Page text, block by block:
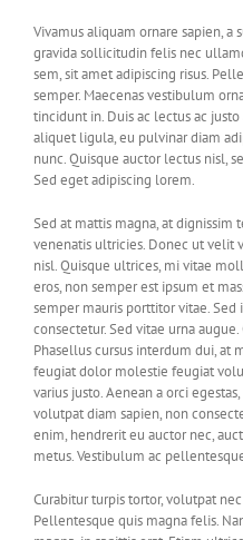
Vivamus aliquam ornare sapien, a
gravida sollicitudin felis nec
sem, sit amet adipiscing risus.
semper. Maecenas vestibulum
tincidunt in. Duis ac lectus ac
aliquet ligula, eu pulvinar diam
nunc. Quisque auctor lectus nisl,
Sed eget adipiscing lorem.
Sed at mattis magna, at
venenatis ultricies. Donec ut velit
nisl. Quisque ultrices, mi vitae
eros, non semper est ipsum et
semper mauris porttitor vitae.
consectetur. Sed vitae urna
Phasellus cursus interdum dui, at
feugiat dolor molestie feugiat
varius justo. Aenean a orci
volutpat diam sapien, non
enim, hendrerit eu auctor nec,
metus. Vestibulum ac
Curabitur turpis tortor, volutpat
Pellentesque quis magna felis.